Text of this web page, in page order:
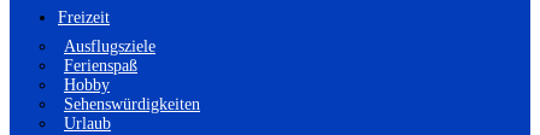
Freizeit
Ausflugsziele
Ferienspaß
Hobby
Sehenswürdigkeiten
Urlaub